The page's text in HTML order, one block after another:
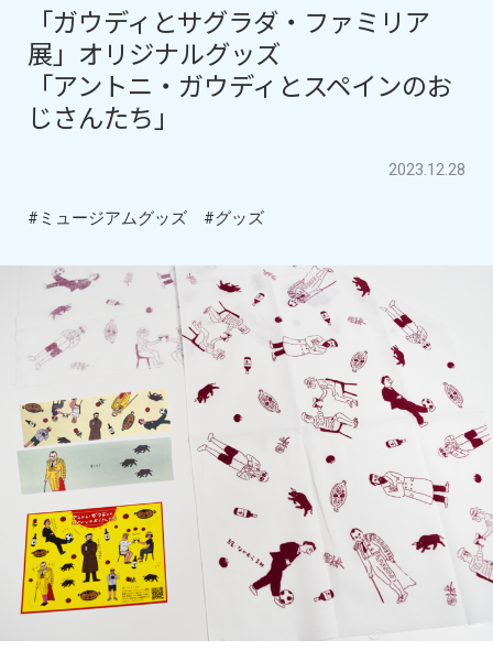
「ガウディとサグラダ・ファミリア
展」オリジナルグッズ
「アントニ・ガウディとスペインのお
じさんたち」
2023.12.28
#ミュージアムグッズ #グッズ